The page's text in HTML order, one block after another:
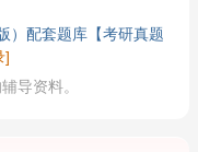
）配套题库【考研真题
]
导资料。